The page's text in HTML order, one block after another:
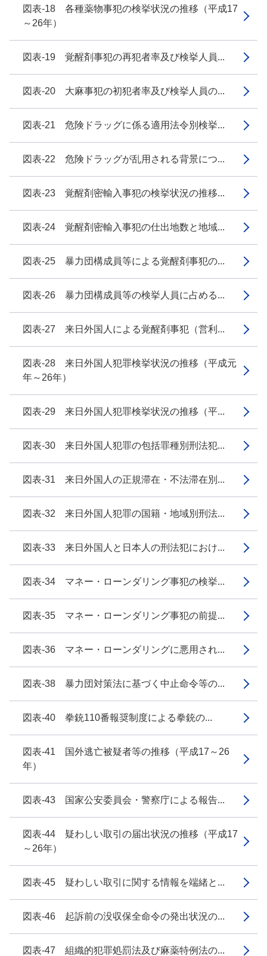
図表-18 各種薬物事犯の検挙状況の推移（平成17
～26年）
図表-19 覚醒剤事犯の再犯者率及び検挙人員...
図表-20 大麻事犯の初犯者率及び検挙人員の...
図表-21 危険ドラッグに係る適用法令別検挙...
図表-22 危険ドラッグが乱用される背景につ...
図表-23 覚醒剤密輸入事犯の検挙状況の推移...
図表-24 覚醒剤密輸入事犯の仕出地数と地域...
図表-25 暴力団構成員等による覚醒剤事犯の...
図表-26 暴力団構成員等の検挙人員に占める...
図表-27 来日外国人による覚醒剤事犯（営利...
図表-28 来日外国人犯罪検挙状況の推移（平成元
年～26年）
図表-29 来日外国人犯罪検挙状況の推移（平...
図表-30 来日外国人犯罪の包括罪種別刑法犯...
図表-31 来日外国人の正規滞在・不法滞在別...
図表-32 来日外国人犯罪の国籍・地域別刑法...
図表-33 来日外国人と日本人の刑法犯におけ...
図表-34 マネー・ローンダリング事犯の検挙...
図表-35 マネー・ローンダリング事犯の前提...
図表-36 マネー・ローンダリングに悪用され...
図表-38 暴力団対策法に基づく中止命令等の...
図表-40 拳銃110番報奨制度による拳銃の...
図表-41 国外逃亡被疑者等の推移（平成17～26
年）
図表-43 国家公安委員会・警察庁による報告...
図表-44 疑わしい取引の届出状況の推移（平成17
～26年）
図表-45 疑わしい取引に関する情報を端緒と...
図表-46 起訴前の没収保全命令の発出状況の...
図表-47 組織的犯罪処罰法及び麻薬特例法の...